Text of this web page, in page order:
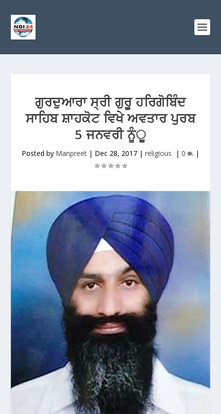
ਗੁਰਦੁਆਰਾ ਸ੍ਰੀ ਗੁਰੂ ਹਰਿਗੋਬਿੰਦ
ਸਾਹਿਬ ਸ਼ਾਹਕੋਟ ਵਿਖੇ ਅਵਤਾਰ ਪੁਰਬ
5 ਜਨਵਰੀ ਨੂੰੂ
Posted by Manpreet | Dec 28, 2017 | religious | 0 |